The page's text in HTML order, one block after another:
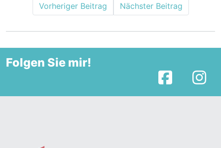
Vorheriger Beitrag Nächster Beitrag
Folgen Sie mir!
Facebook